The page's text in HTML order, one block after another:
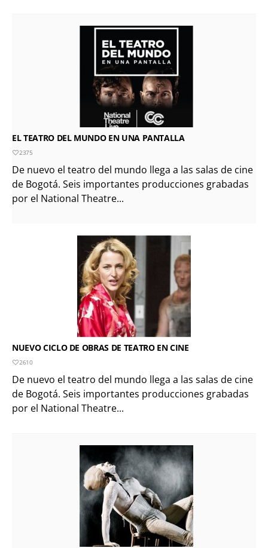
EL TEATRO DEL MUNDO EN UNA PANTALLA
2375
De nuevo el teatro del mundo llega a las salas de cine
de Bogotá. Seis importantes producciones grabadas
por el National Theatre...
NUEVO CICLO DE OBRAS DE TEATRO EN CINE
2610
De nuevo el teatro del mundo llega a las salas de cine
de Bogotá. Seis importantes producciones grabadas
por el National Theatre...